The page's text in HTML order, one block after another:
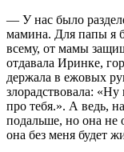
— У нас было
мамина. Для папы я
всему, от мамы
отдавала Иринке,
держала в ежовых
злорадствовала:
про тебя.». А ведь,
подальше, но она не
она без меня будет